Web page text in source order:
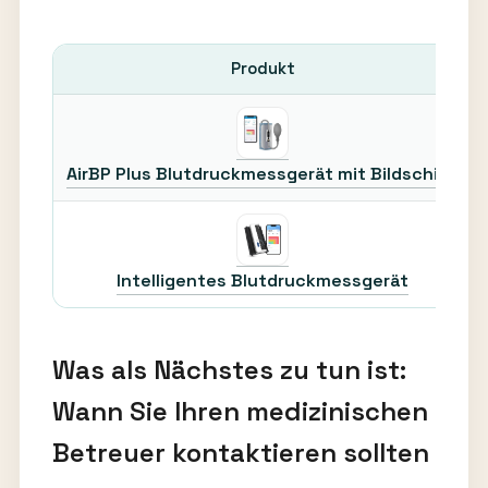
Produkt
AirBP Plus Blutdruckmessgerät mit Bildschirm
Intelligentes Blutdruckmessgerät
Was als Nächstes zu tun ist:
Wann Sie Ihren medizinischen
Betreuer kontaktieren sollten